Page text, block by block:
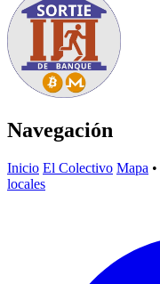
Navegación
Inicio El Colectivo Mapa •
locales